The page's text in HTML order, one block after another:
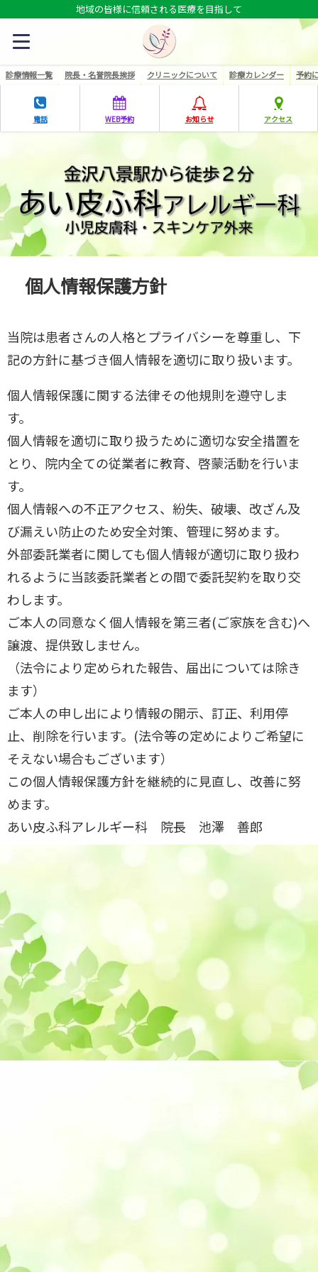
地域の皆様に信頼される医療を目指して
診療情報一覧 院長・名誉院長挨拶 クリニックについて 診療カレンダー 予約
電話 WEB予約 お知らせ アクセス
個人情報保護方針
当院は患者さんの人格とプライバシーを尊重し、下
記の方針に基づき個人情報を適切に取り扱います。
個人情報保護に関する法律その他規則を遵守しま
す。
個人情報を適切に取り扱うために適切な安全措置を
とり、院内全ての従業者に教育、啓蒙活動を行いま
す。
個人情報への不正アクセス、紛失、破壊、改ざん及
び漏えい防止のため安全対策、管理に努めます。
外部委託業者に関しても個人情報が適切に取り扱わ
れるように当該委託業者との間で委託契約を取り交
わします。
ご本人の同意なく個人情報を第三者(ご家族を含む)へ
譲渡、提供致しません。
（法令により定められた報告、届出については除き
ます）
ご本人の申し出により情報の開示、訂正、利用停
止、削除を行います。(法令等の定めによりご希望に
そえない場合もございます）
この個人情報保護方針を継続的に見直し、改善に努
めます。
あい皮ふ科アレルギー科 院長 池澤 善郎